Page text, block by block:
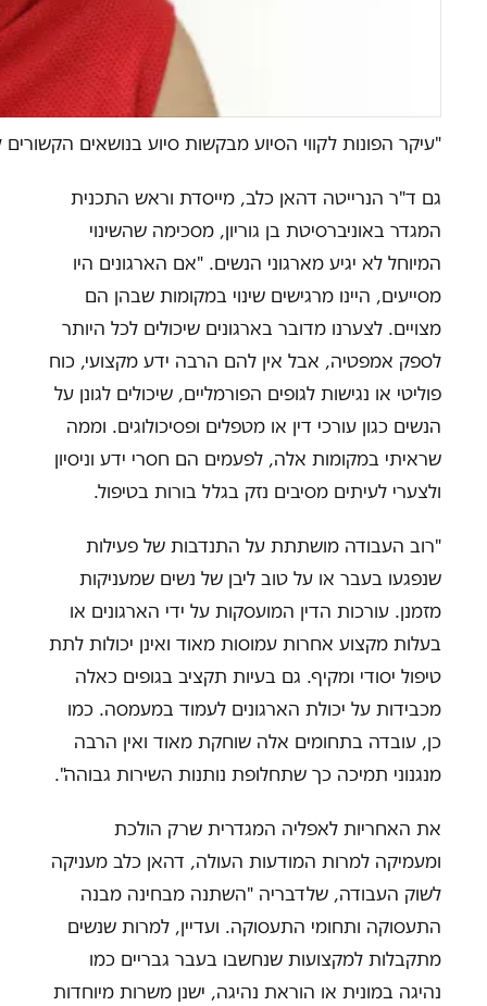
"עיקר הפונות לקווי הסיוע מבקשות סיוע בנושאים הקשורים
גם ד"ר הנרייטה דהאן כלב, מייסדת וראש התכנית
המגדר באוניברסיטת בן גוריון, מסכימה שהשינוי
המיוחל לא יגיע מארגוני הנשים. "אם הארגונים היו
מסייעים, היינו מרגישים שינוי במקומות שבהן הם
מצויים. לצערנו מדובר בארגונים שיכולים לכל היותר
לספק אמפטיה, אבל אין להם הרבה ידע מקצועי, כוח
פוליטי או נגישות לגופים הפורמליים, שיכולים לגונן על
הנשים כגון עורכי דין או מטפלים ופסיכולוגים. וממה
שראיתי במקומות אלה, לפעמים הם חסרי ידע וניסיון
ולצערי לעיתים מסיבים נזק בגלל בורות בטיפול.
"רוב העבודה מושתתת על התנדבות של פעילות
שנפגעו בעבר או על טוב ליבן של נשים שמעניקות
מזמנן. עורכות הדין המועסקות על ידי הארגונים או
בעלות מקצוע אחרות עמוסות מאוד ואינן יכולות לתת
טיפול יסודי ומקיף. גם בעיות תקציב בגופים כאלה
מכבידות על יכולת הארגונים לעמוד במעמסה. כמו
כן, עובדה בתחומים אלה שוחקת מאוד ואין הרבה
מנגנוני תמיכה כך שתחלופת נותנות השירות גבוהה".
את האחריות לאפליה המגדרית שרק הולכת
ומעמיקה למרות המודעות העולה, דהאן כלב מעניקה
לשוק העבודה, שלדבריה "השתנה מבחינה מבנה
התעסוקה ותחומי התעסוקה. ועדיין, למרות שנשים
מתקבלות למקצועות שנחשבו בעבר גבריים כמו
נהיגה במונית או הוראת נהיגה, ישנן משרות מיוחדות